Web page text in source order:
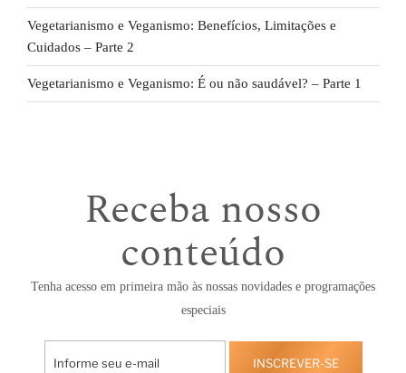
Vegetarianismo e Veganismo: Benefícios, Limitações e
Cuidados – Parte 2
Vegetarianismo e Veganismo: É ou não saudável? – Parte 1
Receba nosso
conteúdo
Tenha acesso em primeira mão às nossas novidades e programações
especiais
INSCREVER-SE